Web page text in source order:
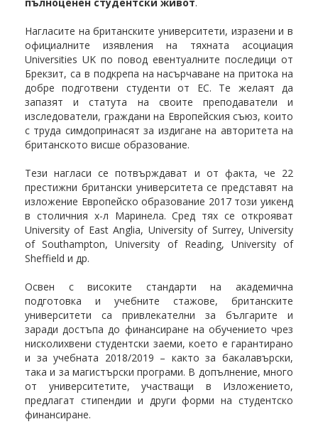
Нагласите на британските университети, изразени и в
официалните изявления на тяхната асоциация
Universities UK по повод евентуалните последици от
Брекзит, са в подкрепа на насърчаване на притока на
добре подготвени студенти от EC. Те желаят да
запазят и статута на своите преподаватели и
изследователи, граждани на Европейския съюз, които
с труда симдопринасят за издигане на авторитета на
британското висше образование.
Тези нагласи се потвърждават и от факта, че 22
престижни британски университета се представят на
изложение Европейско образование 2017 този уикенд
в столичния х-л Маринела. Сред тях се открояват
University of East Anglia, University of Surrey, University
of Southampton, University of Reading, University of
Sheffield и др.
Освен с високите стандарти на академична
подготовка и учебните стажове, британските
университети са привлекателни за българите и
заради достъпа до финансиране на обучението чрез
нисколихвени студентски заеми, което е гарантирано
и за учебната 2018/2019 – както за бакалавърски,
така и за магистърски програми. В допълнение, много
от университетите, участващи в Изложението,
предлагат стипендии и други форми на студентско
финансиране.